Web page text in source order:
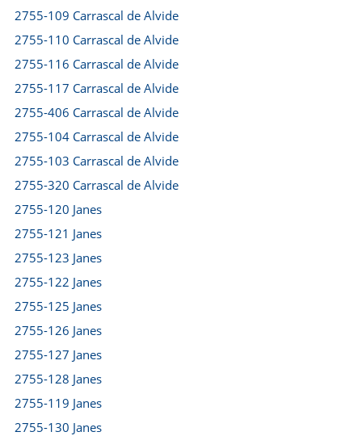
2755-109 Carrascal de Alvide
2755-110 Carrascal de Alvide
2755-116 Carrascal de Alvide
2755-117 Carrascal de Alvide
2755-406 Carrascal de Alvide
2755-104 Carrascal de Alvide
2755-103 Carrascal de Alvide
2755-320 Carrascal de Alvide
2755-120 Janes
2755-121 Janes
2755-123 Janes
2755-122 Janes
2755-125 Janes
2755-126 Janes
2755-127 Janes
2755-128 Janes
2755-119 Janes
2755-130 Janes